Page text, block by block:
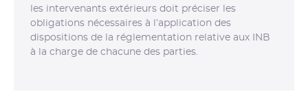
les intervenants extérieurs doit préciser les
obligations nécessaires à l’application des
dispositions de la réglementation relative aux INB
à la charge de chacune des parties.